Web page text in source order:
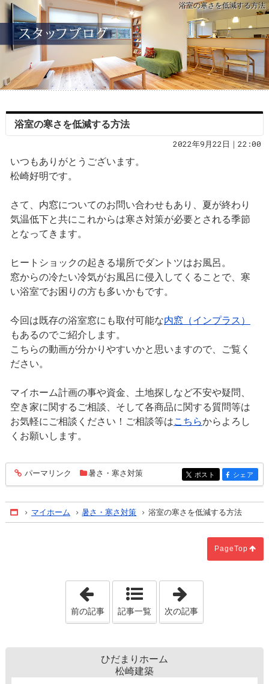
浴室の寒さを低減する方法
浴室の寒さを低減する方法
2022年9月22日｜22:00
いつもありがとうございます。
松崎好明です。
さて、内窓についてのお問い合わせもあり、夏が終わり
気温低下と共にこれからは寒さ対策が必要とされる季節
となってきます。
ヒートショックの起きる場所でダントツはお風呂。
窓からの冷たい冷気がお風呂に侵入してくることで、寒
い浴室でお困りの方も多いかもです。
今回は既存の浴室窓にも取付可能な内窓（インプラス）
もあるのでご紹介します。
こちらの動画が分かりやすいかと思いますので、ご覧く
ださい。
マイホーム計画の事や資金、土地探しなど不安や疑問、
空き家に関するご相談、そして各商品に関する質問等は
お気軽にご相談ください！ご相談等はこちらからよろし
くお願いします。
entry1302
パーマリンク 暑さ・寒さ対策 entry1302
ポスト entry1302
シェア
Home
マイホーム 暑さ・寒さ対策 浴室の寒さを低減する方法
PageTop
「基礎工事着手」
前の記事 記事一覧 次の記事
ひだまりホーム
松崎建築